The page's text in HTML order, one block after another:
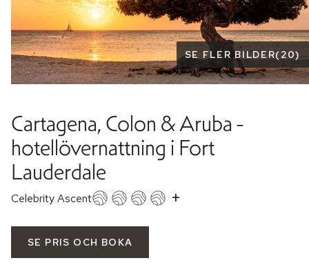
SE FLER BILDER(20)
Cartagena, Colon & Aruba -
hotellövernattning i Fort
Lauderdale
Celebrity Ascent +
SE PRIS OCH BOKA